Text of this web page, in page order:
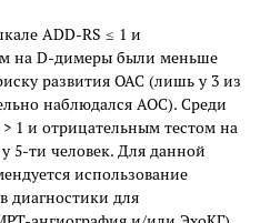
ADD-RS ≤ 1 и
на D-димеры были меньше
развития ОАС (лишь у 3 из
наблюдался АОС). Среди
1 и отрицательным тестом на
5-ти человек. Для данной
использование
диагностики для